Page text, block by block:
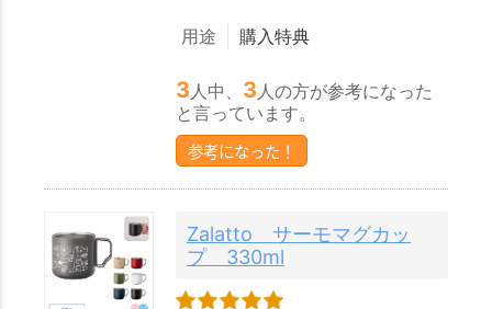
用途 購入特典
3 人中、 3 人の方が参考になった
と言っています。
参考になった！
Zalatto サーモマグカッ
プ 330ml